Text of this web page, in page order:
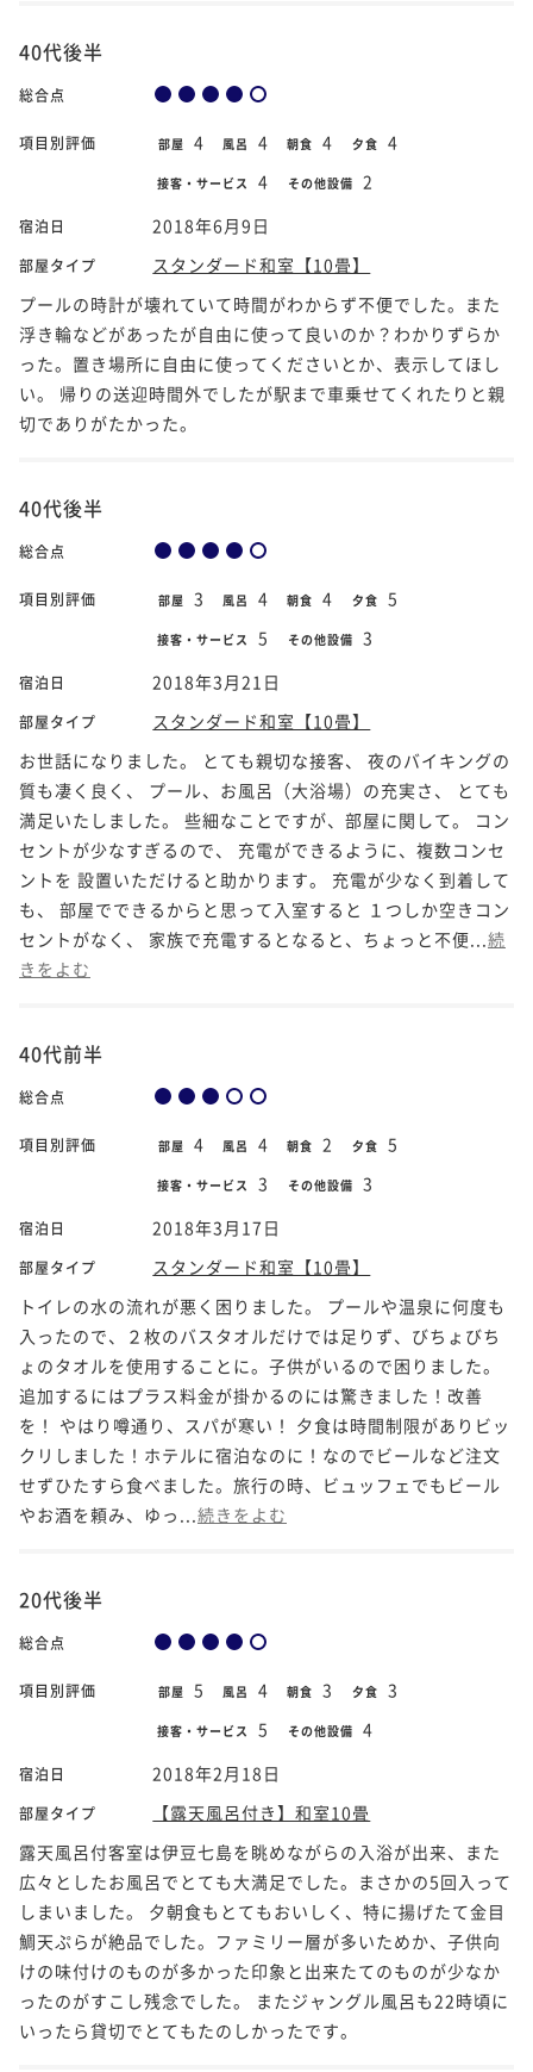
40代後半
総合点
項目別評価 部屋 4 風呂 4 朝食 4 夕食 4
接客・サービス 4 その他設備 2
宿泊日 2018年6月9日
部屋タイプ
スタンダード和室【10畳】
プールの時計が壊れていて時間がわからず不便でした。また
浮き輪などがあったが自由に使って良いのか？わかりずらか
った。置き場所に自由に使ってくださいとか、表示してほし
い。 帰りの送迎時間外でしたが駅まで車乗せてくれたりと親
切でありがたかった。
40代後半
総合点
項目別評価 部屋 3 風呂 4 朝食 4 夕食 5
接客・サービス 5 その他設備 3
宿泊日 2018年3月21日
部屋タイプ
スタンダード和室【10畳】
お世話になりました。 とても親切な接客、 夜のバイキングの
質も凄く良く、 プール、お風呂（大浴場）の充実さ、 とても
満足いたしました。 些細なことですが、部屋に関して。 コン
セントが少なすぎるので、 充電ができるように、複数コンセ
ントを 設置いただけると助かります。 充電が少なく到着して
も、 部屋でできるからと思って入室すると １つしか空きコン
セントがなく、 家族で充電するとなると、ちょっと不便... 続
きをよむ
40代前半
総合点
項目別評価 部屋 4 風呂 4 朝食 2 夕食 5
接客・サービス 3 その他設備 3
宿泊日 2018年3月17日
部屋タイプ
スタンダード和室【10畳】
トイレの水の流れが悪く困りました。 プールや温泉に何度も
入ったので、２枚のバスタオルだけでは足りず、びちょびち
ょのタオルを使用することに。子供がいるので困りました。
追加するにはプラス料金が掛かるのには驚きました！改善
を！ やはり噂通り、スパが寒い！ 夕食は時間制限がありビッ
クリしました！ホテルに宿泊なのに！なのでビールなど注文
せずひたすら食べました。旅行の時、ビュッフェでもビール
やお酒を頼み、ゆっ... 続きをよむ
20代後半
総合点
項目別評価 部屋 5 風呂 4 朝食 3 夕食 3
接客・サービス 5 その他設備 4
宿泊日 2018年2月18日
部屋タイプ
【露天風呂付き】和室10畳
露天風呂付客室は伊豆七島を眺めながらの入浴が出来、また
広々としたお風呂でとても大満足でした。まさかの5回入って
しまいました。 夕朝食もとてもおいしく、特に揚げたて金目
鯛天ぷらが絶品でした。ファミリー層が多いためか、子供向
けの味付けのものが多かった印象と出来たてのものが少なか
ったのがすこし残念でした。 またジャングル風呂も22時頃に
いったら貸切でとてもたのしかったです。